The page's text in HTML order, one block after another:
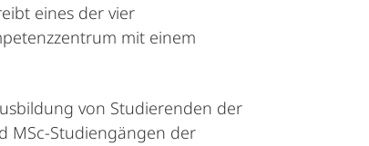
eines der vier
mit einem
von Studierenden der
MSc-Studiengängen der